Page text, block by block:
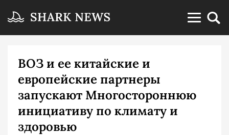
ВОЗ и ее китайские и
европейские партнеры
запускают Многостороннюю
инициативу по климату и
здоровью